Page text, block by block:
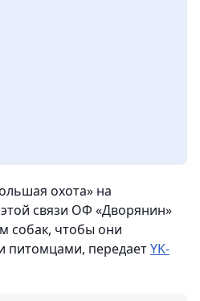
охота» на
связи ОФ «Дворянин»
собак, чтобы они
питомцами, передаетYK-